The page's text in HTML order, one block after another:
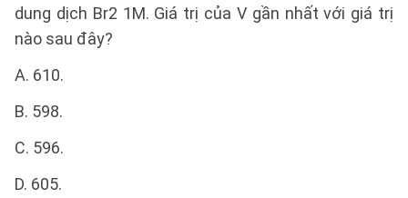
dung dịch Br2 1M. Giá trị của V gần nhất với giá trị
nào sau đây?
A. 610.
B. 598.
C. 596.
D. 605.